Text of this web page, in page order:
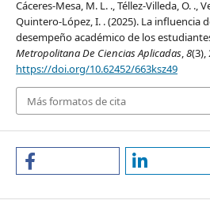
Cáceres-Mesa, M. L. ., Téllez-Villeda, O. .,
Quintero-López, I. . (2025). La influencia
desempeño académico de los
Metropolitana De Ciencias Aplicadas,8(3),
https://doi.org/10.62452/663ksz49
Más formatos de cita